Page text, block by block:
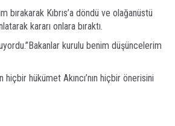
Kıbrıs’a döndü ve olağanüstü
kararı onlara bıraktı.
kurulu benim düşüncelerim
hükümet Akıncı’nın hiçbir önerisini